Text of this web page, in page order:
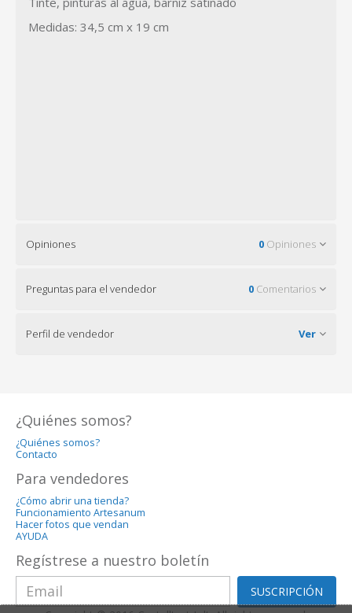
Medidas: 34,5 cm x 19 cm
Opiniones 0 Opiniones
Preguntas para el vendedor 0 Comentarios
Perfil de vendedor Ver
¿Quiénes somos?
¿Quiénes somos?
Contacto
Para vendedores
¿Cómo abrir una tienda?
Funcionamiento Artesanum
Hacer fotos que vendan
AYUDA
Regístrese a nuestro boletín
SUSCRIPCIÓN